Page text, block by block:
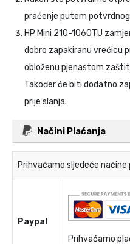
praćenje putem
HP Mini 210-1060TU
dobro zapakiranu vrećicu
obloženu pjenastom
Također će biti dodatno
prije slanja.
Načini Plaćanja
Prihvaćamo sljedeće načine
Paypal
Prihvaćamo